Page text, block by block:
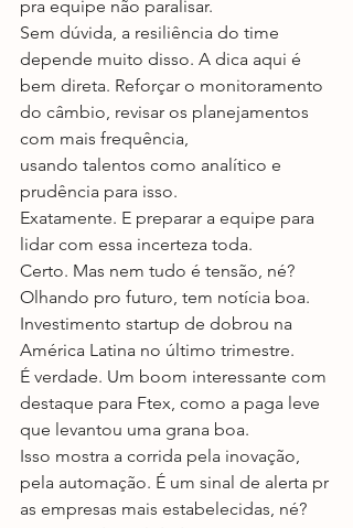
pra equipe não paralisar.
Sem dúvida, a resiliência do time
depende muito disso. A dica aqui é
bem direta. Reforçar o monitoramento
do câmbio, revisar os planejamentos
com mais frequência,
usando talentos como analítico e
prudência para isso.
Exatamente. E preparar a equipe para
lidar com essa incerteza toda.
Certo. Mas nem tudo é tensão, né?
Olhando pro futuro, tem notícia boa.
Investimento startup de dobrou na
América Latina no último trimestre.
É verdade. Um boom interessante com
destaque para Ftex, como a paga leve
que levantou uma grana boa.
Isso mostra a corrida pela inovação,
pela automação. É um sinal de alerta pr
as empresas mais estabelecidas, né?